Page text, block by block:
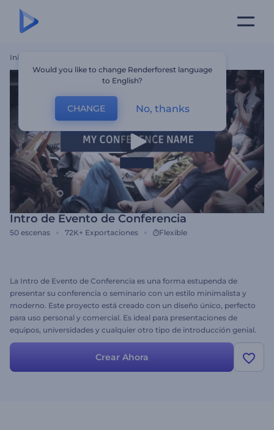
Inicio
Intro de Evento de Conferencia
50 escenas 72K+ Exportaciones Flexible
La Intro de Evento de Conferencia es una forma estupenda de
presentar su conferencia o seminario con un estilo minimalista y
moderno. Este proyecto está creado con un diseño único, perfecto
para uso personal y comercial. Es ideal para presentaciones de
equipos, universidades y cualquier otro tipo de introducción genial.
Simplemente suba sus fotos, escriba su texto y haga clic en
renderizar. Pruebe la Intro de Evento de Conferencia hoy mismo,
de forma gratuita.
Crear Ahora
Would you like to change Renderforest language
to English?
CHANGE No, thanks